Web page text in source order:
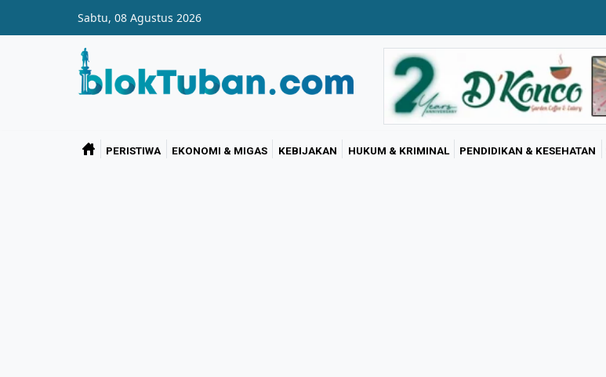
Sabtu, 08 Agustus 2026
PERISTIWA EKONOMI & MIGAS KEBIJAKAN HUKUM & KRIMINAL PENDIDIKAN & KESEHATAN